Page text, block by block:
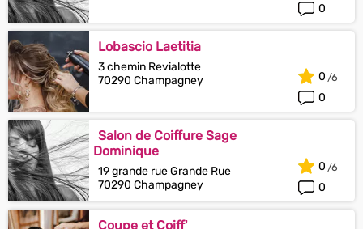
0
Lobascio Laetitia
3 chemin Revialotte
70290 Champagney
0
0
Salon de Coiffure Sage
Dominique
19 grande rue Grande Rue
70290 Champagney
0
0
Coupe et Coiff'